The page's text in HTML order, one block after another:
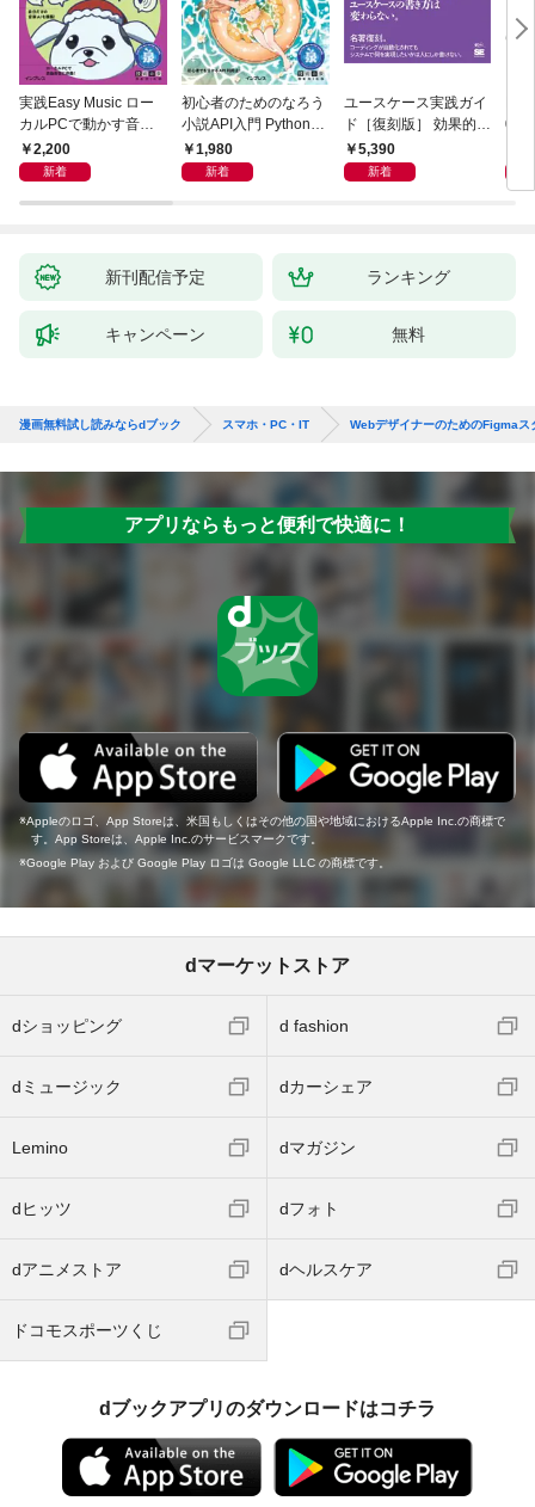
実践Easy Music ロー
カルPCで動かす音楽
生成AI完全ガイド
2,200
新着
初心者のためのなろう
小説API入門 Pythonで
作るデータ活用法
1,980
新着
ユースケース実践ガイ
ド［復刻版］ 効果的な
ユースケースの書き方
5,390
新着
新刊配信予定 ランキング
キャンペーン 無料
漫画無料試し読みならdブック スマホ・PC・IT WebデザイナーのためのFigmaス
アプリならもっと便利で快適に！
Appleのロゴ、App Storeは、米国もしくはその他の国や地域におけるApple Inc.の商標で
す。App Storeは、Apple Inc.のサービスマークです。
Google Play および Google Play ロゴは Google LLC の商標です。
dマーケットストア
dショッピング d fashion
dミュージック dカーシェア
Lemino dマガジン
dヒッツ dフォト
dアニメストア dヘルスケア
ドコモスポーツくじ
dブックアプリのダウンロードはコチラ